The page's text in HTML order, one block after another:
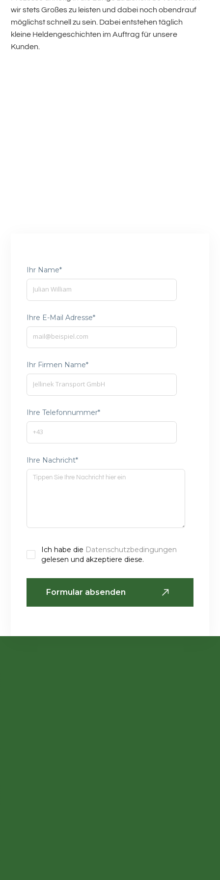
wir stets Großes zu leisten und dabei noch obendrauf
möglichst schnell zu sein. Dabei entstehen täglich
kleine Heldengeschichten im Auftrag für unsere
Kunden.
Ihr Name*
Ihre E-Mail Adresse*
Ihr Firmen Name*
Ihre Telefonnummer*
Ihre Nachricht*
Ich habe die Datenschutzbedingungen
gelesen und akzeptiere diese.